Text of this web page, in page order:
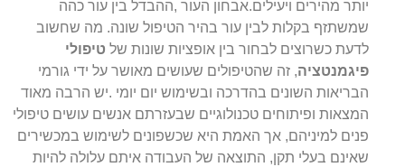
יותר מהירים ויעילים.אבחון העור ,ההבדל בין עור כהה
שמשתזף בקלות לבין עור בהיר הטיפול שונה. מה שחשוב
לדעת כשרוצים לבחור בין אופציות שונות של טיפולי
פיגמנטציה, זה שהטיפולים שעושים מאושר על ידי גורמי
הבריאות השונים בהדרכה ובשימוש יום יומי .יש הרבה מאוד
המצאות ופיתוחים טכנולוגיים שבעזרתם אנשים עושים טיפולי
פנים למיניהם, אך האמת היא שכשפונים לשימוש במכשירים
שאינם בעלי תקן, התוצאה של העבודה איתם עלולה להיות